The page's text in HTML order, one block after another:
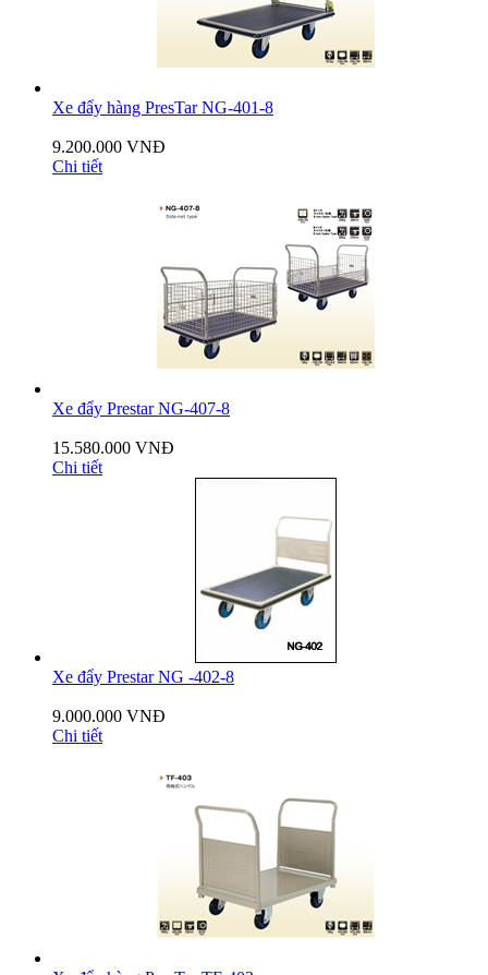
Xe đẩy hàng PresTar NG-401-8
9.200.000 VNĐ
Chi tiết
Xe đẩy Prestar NG-407-8
15.580.000 VNĐ
Chi tiết
Xe đẩy Prestar NG -402-8
9.000.000 VNĐ
Chi tiết